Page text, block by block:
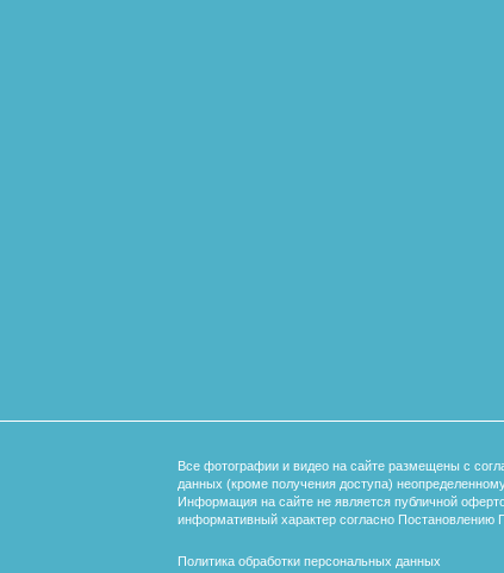
Все фотографии и видео на сайте размещены с
данных (кроме получения доступа) неопределенному
Информация на сайте не является публичной
информативный характер согласно
Политика обработки персональных данных